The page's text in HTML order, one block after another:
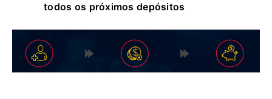
todos os próximos depósitos